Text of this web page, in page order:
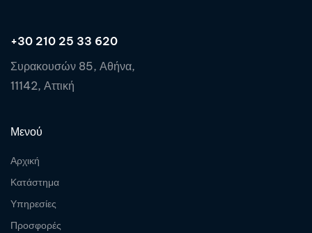
+30 210 25 33 620
Συρακουσών 85, Αθήνα,
11142, Αττική
Μενού
Αρχική
Κατάστημα
Υπηρεσίες
Προσφορές